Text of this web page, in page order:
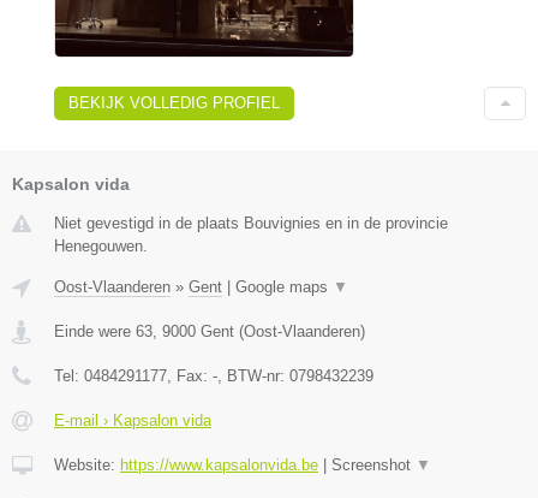
BEKIJK VOLLEDIG PROFIEL
Kapsalon vida
Niet gevestigd in de plaats Bouvignies en in de provincie
Henegouwen.
Oost-Vlaanderen » Gent Google maps ▼
Einde were 63, 9000 Gent (Oost-Vlaanderen)
Tel: 0484291177, Fax: -, BTW-nr: 0798432239
E-mail › Kapsalon vida
Website: https://www.kapsalonvida.be Screenshot ▼